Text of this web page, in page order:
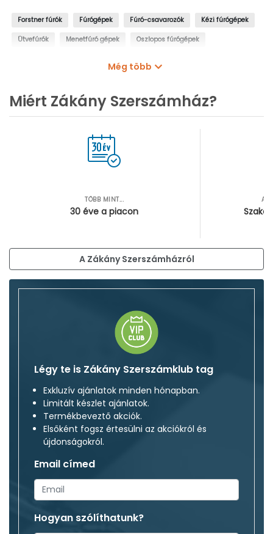
Forstner fúrók Fúrógépek Fúró-csavarozók Kézi fúrógépek
Ütvefúrók Menetfúró gépek Oszlopos fúrógépek
Még több
Miért Zákány Szerszámház?
TÖBB MINT...
30 éve a piacon
A Zákány Szerszámházról
Légy te is Zákány Szerszámklub tag
Exkluzív ajánlatok minden hónapban.
Limitált készlet ajánlatok.
Termékbeveztő akciók.
Elsőként fogsz értesülni az akciókról és
újdonságokról.
Email címed
Hogyan szólíthatunk?